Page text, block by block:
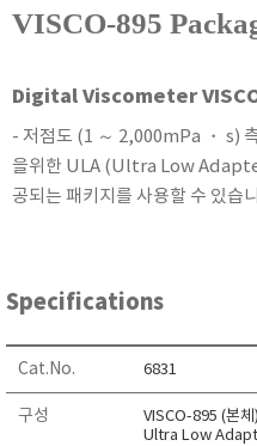
INSMARK
JFE Advantech
KETT
KORNO
MEIJI TECHNO
MITSUBOSHI
NEW COSMOS
VISCO-895
Digital Viscometer
- 저점도 (1 ～ 2,000mPa ・ s)
을위한 ULA (Ultra Low
공되는 패키지를 사용할 수 있습
Specifications
Cat.No. 6831
구성
VISCO-895 (본체
Ultra Low